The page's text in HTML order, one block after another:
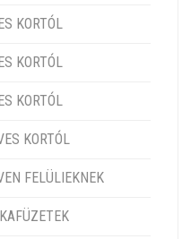
FT.
KORTÓL
KORTÓL
KORTÓL
KORTÓL
FELÜLIEKNEK